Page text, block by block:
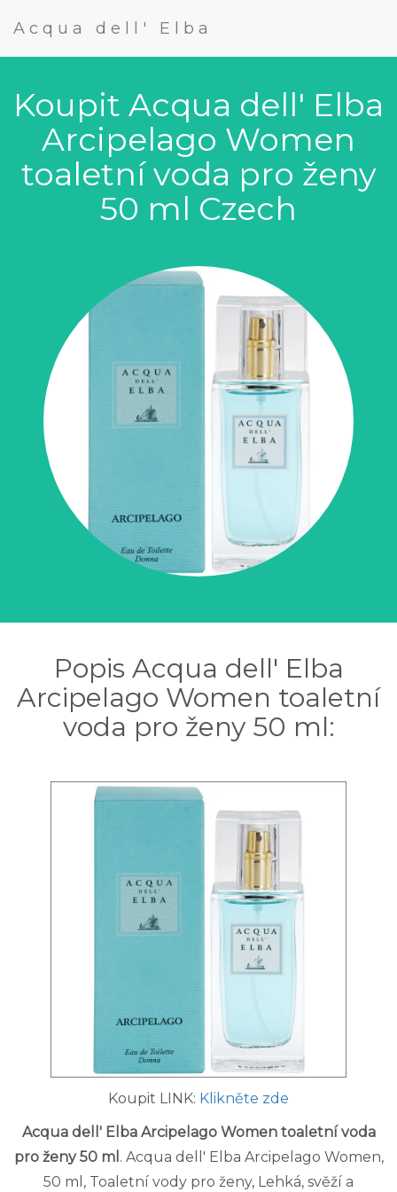
Acqua dell' Elba
Koupit Acqua dell' Elba
Arcipelago Women
toaletní voda pro ženy
50 ml Czech
Popis Acqua dell' Elba
Arcipelago Women toaletní
voda pro ženy 50 ml:
Koupit LINK: Klikněte zde
Acqua dell' Elba Arcipelago Women toaletní voda
pro ženy 50 ml . Acqua dell' Elba Arcipelago Women,
50 ml, Toaletní vody pro ženy, Lehká, svěží a